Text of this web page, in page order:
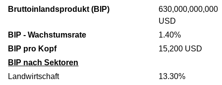
Bruttoinlandsprodukt (BIP)
630,000,000,000
USD
BIP - Wachstumsrate
1.40%
BIP pro Kopf
15,200 USD
BIP nach Sektoren
Landwirtschaft
13.30%